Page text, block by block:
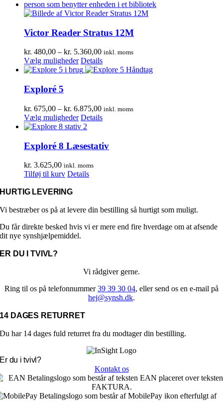
Victor Reader Stratus 12M
kr. 480,00 – kr. 5.360,00Prisinterval:
kr. 480,00
til
inkl. moms
Vælg muligheder Dette
vare
Mulighederne
kan
vælges
på
varesiden
Details
Exploré 5
kr. 675,00 – kr. 6.875,00Prisinterval:
kr. 675,00
inkl. moms
Vælg muligheder Dette
vare
flere
varianter.
kan
vælges
Details
Exploré 8 Læsestativ
kr. 3.625,00 inkl. moms
Tilføj til kurv Details
HURTIG LEVERING
Vi bestræber os på at levere din bestilling så hurtigt som muligt.
Du får direkte besked hvis vi er mere end fire hverdage om at afsende
dit nye synshjælpemiddel.
ER DU I TVIVL?
Vi rådgiver gerne.
Ring til os på telefonnummer39 39 30 04, eller send os en e-mail på
hej@synsh.dk.
14 DAGES RETURRET
Du har 14 dages fuld returret fra du modtager din bestilling.
Er du i tvivl?
Kontakt os